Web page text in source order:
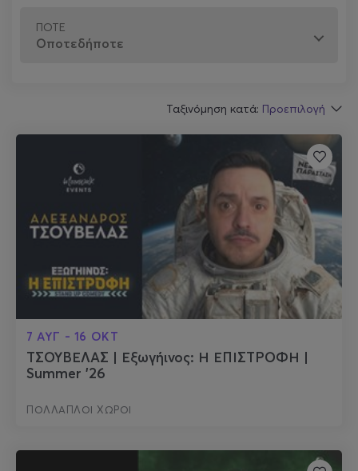
ΠΌΤΕ
Ταξινόμηση κατά: Προεπιλογή
7 ΑΥΓ - 16 ΟΚΤ
ΤΣΟΥΒΕΛΑΣ | Εξωγήινος: Η ΕΠΙΣΤΡΟΦΗ |
Summer '26
ΠΟΛΛΑΠΛΟΙ ΧΩΡΟΙ